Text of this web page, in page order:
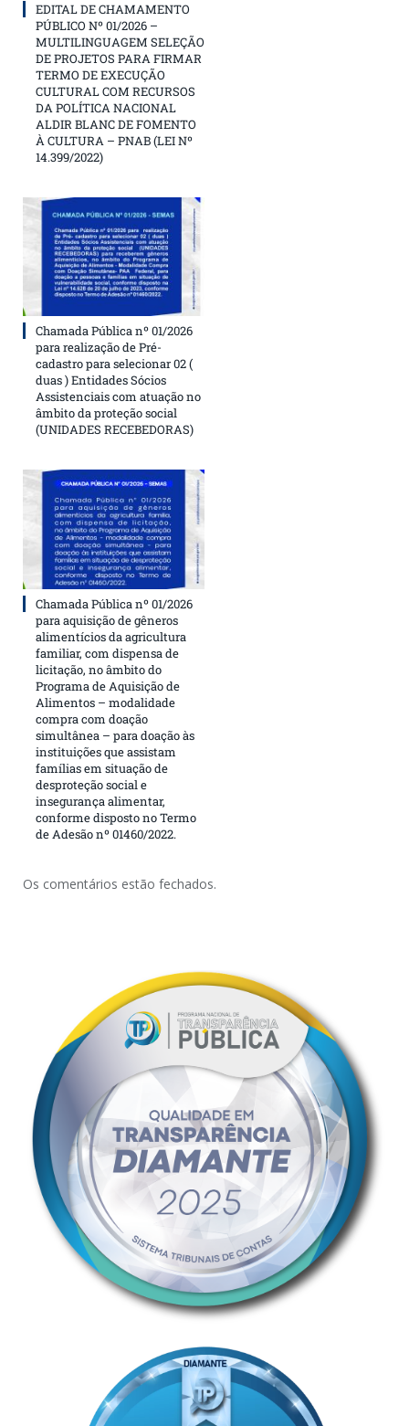
EDITAL DE CHAMAMENTO
PÚBLICO Nº 01/2026 –
MULTILINGUAGEM SELEÇÃO
DE PROJETOS PARA FIRMAR
TERMO DE EXECUÇÃO
CULTURAL COM RECURSOS
DA POLÍTICA NACIONAL
ALDIR BLANC DE FOMENTO
À CULTURA – PNAB (LEI Nº
14.399/2022)
Chamada Pública nº 01/2026
para realização de Pré-
cadastro para selecionar 02 (
duas ) Entidades Sócios
Assistenciais com atuação no
âmbito da proteção social
(UNIDADES RECEBEDORAS)
Chamada Pública nº 01/2026
para aquisição de gêneros
alimentícios da agricultura
familiar, com dispensa de
licitação, no âmbito do
Programa de Aquisição de
Alimentos – modalidade
compra com doação
simultânea – para doação às
instituições que assistam
famílias em situação de
desproteção social e
insegurança alimentar,
conforme disposto no Termo
de Adesão nº 01460/2022.
Os comentários estão fechados.